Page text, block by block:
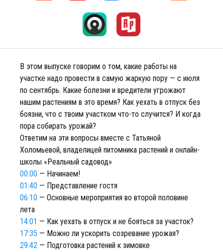
В этом выпуске говорим о том, какие работы на
участке надо провести в самую жаркую пору — с июля
по сентябрь. Какие болезни и вредители угрожают
нашим растениям в это время? Как уехать в отпуск без
боязни, что с твоим участком что-то случится? И когда
пора собирать урожай?
Ответим на эти вопросы вместе с Татьяной
Холомьевой, владелицей питомника растений и онлайн-
школы «Реальный садовод»
00:00 — Начинаем!
01:40 — Представление гостя
06:10 — Основные мероприятия во второй половине
лета
14:01 — Как уехать в отпуск и не бояться за участок?
17:35 — Можно ли ускорить созревание урожая?
29:42 — Подготовка растений к зимовке